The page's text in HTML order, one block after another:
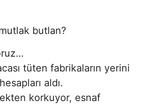
butlan?
tüten fabrikaların yerini
aldı.
korkuyor, esnaf